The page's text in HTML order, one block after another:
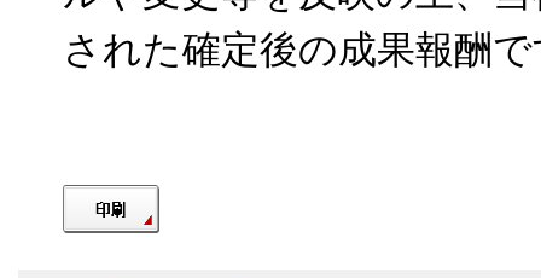
された確定後の成果報酬